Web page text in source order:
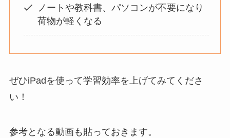
ノートや教科書、パソコンが不要になり
荷物が軽くなる
ぜひiPadを使って学習効率を上げてみてくださ
い！
参考となる動画も貼っておきます。